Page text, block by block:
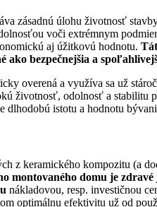
zásadnú úlohu životnosť
voči extrémnym
aj úžitkovú hodnotu.
ako bezpečnejšia a
overená a využíva sa už
životnosť, odolnosť a
dlhodobú istotu a hodnotu
z keramického kompozitu (a
montovaného domu je
nákladovou, resp. investičnou
optimálnu efektivitu už od